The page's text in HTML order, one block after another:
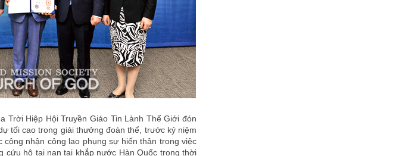
Trời Hiệp Hội Truyền Giáo Tin Lành Thế Giới đón
tối cao trong giải thưởng đoàn thể, trước kỷ niệm
nhận công lao phụng sự hiến thân trong việc
cứu hộ tai nạn tại khắp nước Hàn Quốc trong thời